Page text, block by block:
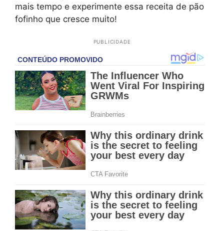
mais tempo e experimente essa receita de pão
fofinho que cresce muito!
PUBLICIDADE